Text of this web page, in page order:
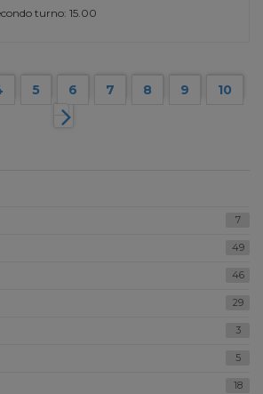
turno: 15.00
5 6 7 8 9 10
7
49
46
29
3
5
18